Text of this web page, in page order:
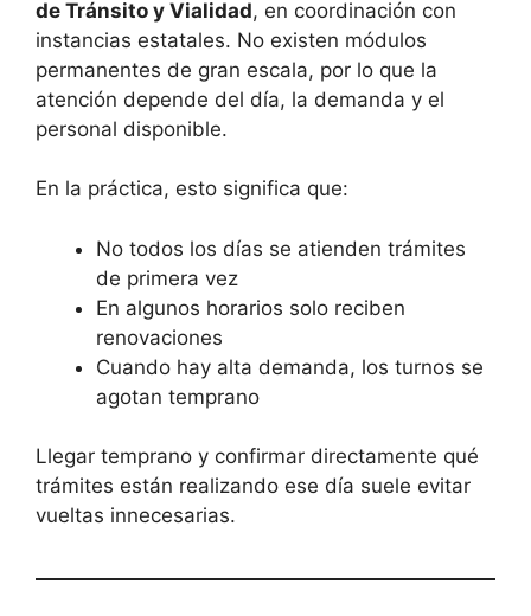
de Tránsito y Vialidad, en coordinación con
instancias estatales. No existen módulos
permanentes de gran escala, por lo que la
atención depende del día, la demanda y el
personal disponible.
En la práctica, esto significa que:
No todos los días se atienden trámites
de primera vez
En algunos horarios solo reciben
renovaciones
Cuando hay alta demanda, los turnos se
agotan temprano
Llegar temprano y confirmar directamente qué
trámites están realizando ese día suele evitar
vueltas innecesarias.